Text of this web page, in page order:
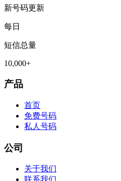
新号码更新
每日
短信总量
10,000+
产品
首页
免费号码
私人号码
公司
关于我们